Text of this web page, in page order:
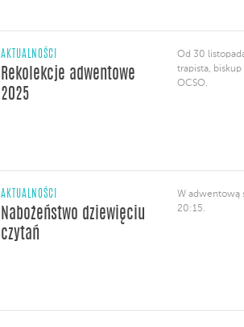
AKTUALNOŚCI
Rekolekcje adwentowe
2025
Od 30
trapista,
OCSO.
AKTUALNOŚCI
Nabożeństwo dziewięciu
czytań
W adwentową
20:15.